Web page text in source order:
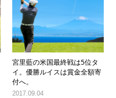
宮里藍の米国最終戦は5位タ
イ。優勝ルイスは賞金全額寄
付へ。
2017.09.04